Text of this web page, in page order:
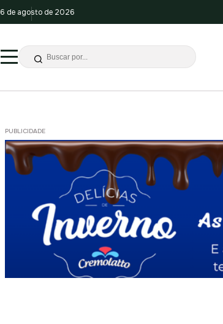
6 de agosto de 2026
PUBLICIDADE